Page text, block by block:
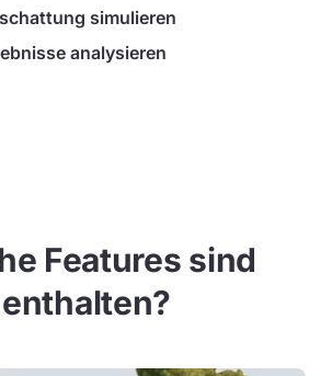
simulieren
analysieren
Features sind
enthalten?